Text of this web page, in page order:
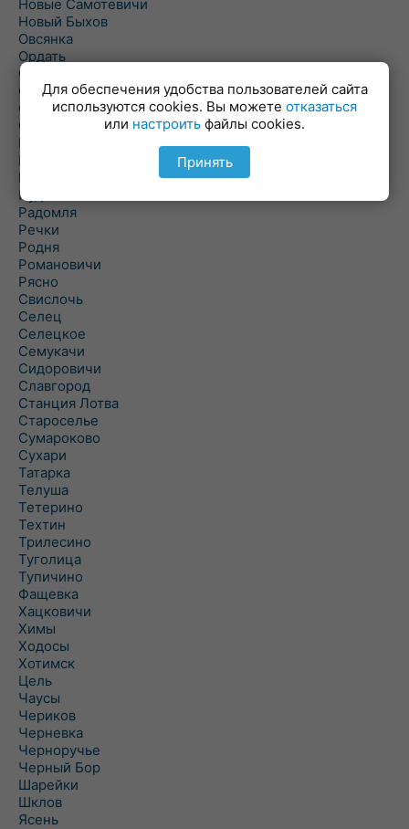
Новые Самотевичи
Новый Быхов
Овсянка
Ордать
Ореховка
Осиновка
Осиповичи
Осово
Павловичи
Паршино
Петуховка
Пудовня
Радомля
Речки
Родня
Романовичи
Рясно
Свислочь
Селец
Селецкое
Семукачи
Сидоровичи
Славгород
Станция Лотва
Староселье
Сумароково
Сухари
Татарка
Телуша
Тетерино
Техтин
Трилесино
Туголица
Тупичино
Фащевка
Хацковичи
Химы
Ходосы
Хотимск
Цель
Чаусы
Чериков
Черневка
Черноручье
Черный Бор
Шарейки
Шклов
Ясень
Для обеспечения удобства пользователей сайта
используются cookies. Вы можете отказаться
или настроить файлы cookies.
Принять